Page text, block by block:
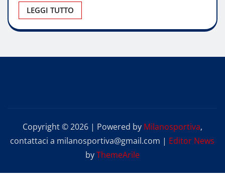
LEGGI TUTTO
Copyright © 2026 | Powered by Milanosportiva,
contattaci a milanosportiva@gmail.com | Editor News
byThemeArile